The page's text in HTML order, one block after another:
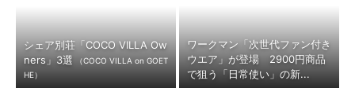
シェア別荘「COCO VILLA Ow
ners」3選
（COCO VILLA on GOET
HE）
ワークマン「次世代ファン付き
ウエア」が登場 2900円商品
で狙う「日常使い」の新...